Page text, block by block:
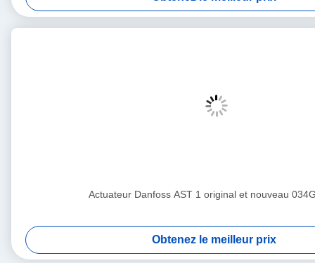
Actuateur Danfoss AST 1 original et nouveau
Obtenez le meilleur prix